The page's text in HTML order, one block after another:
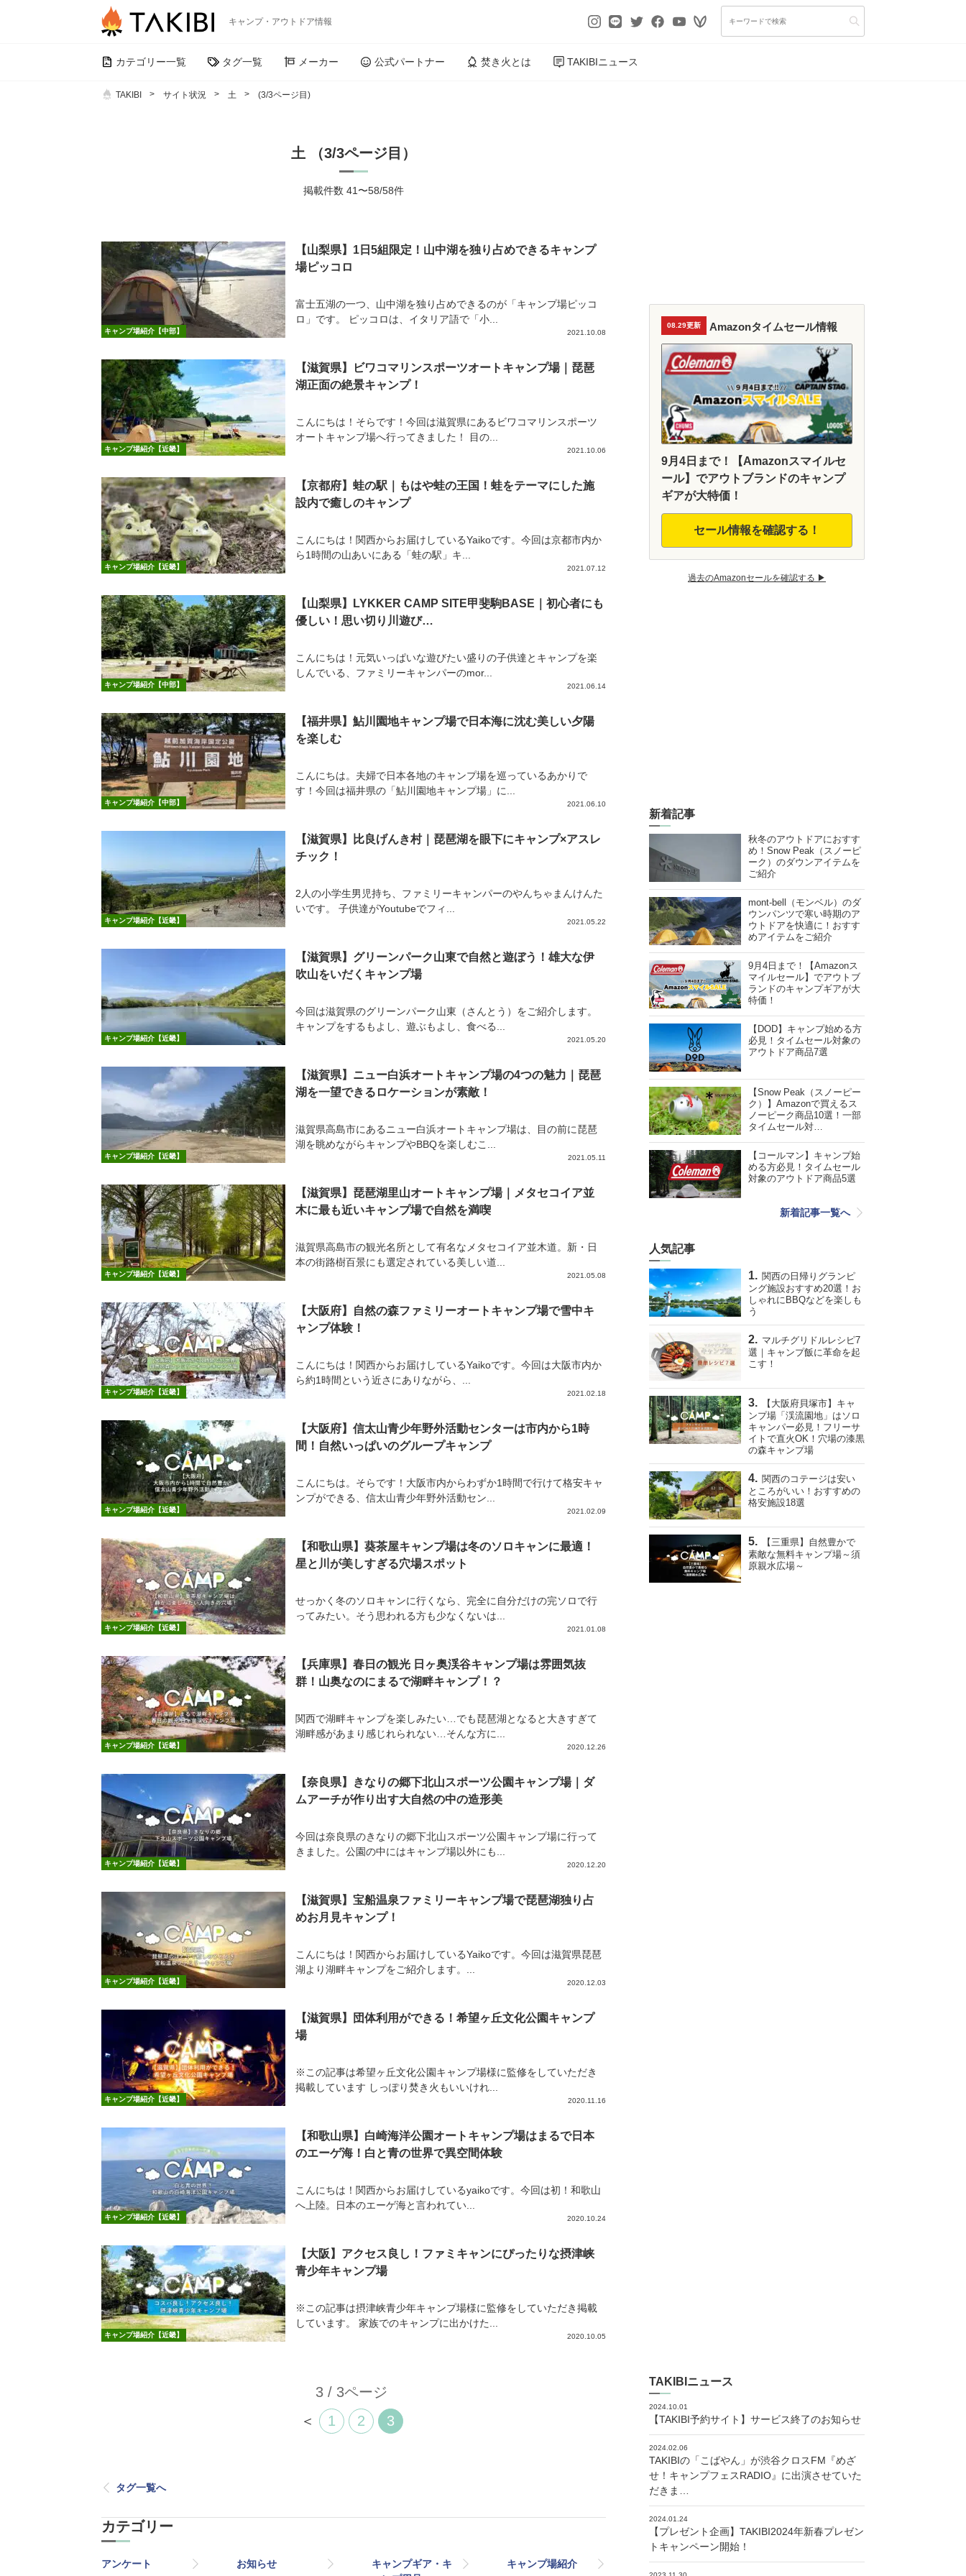
キャンプ・アウトドア情報
カテゴリー一覧 タグ一覧 メーカー 公式パートナー 焚き火とは TAKIBIニュース
TAKIBI サイト状況 土 (3/3ページ目)
土 （3/3ページ目）
掲載件数 41〜58/58件
キャンプ場紹介【中部】
【山梨県】1日5組限定！山中湖を独り占めできるキャンプ
場ピッコロ
富士五湖の一つ、山中湖を独り占めできるのが「キャンプ場ピッコ
ロ」です。 ピッコロは、イタリア語で「小...
2021.10.08
キャンプ場紹介【近畿】
【滋賀県】ビワコマリンスポーツオートキャンプ場｜琵琶
湖正面の絶景キャンプ！
こんにちは！そらです！今回は滋賀県にあるビワコマリンスポーツ
オートキャンプ場へ行ってきました！ 目の...
2021.10.06
キャンプ場紹介【近畿】
【京都府】蛙の駅｜もはや蛙の王国！蛙をテーマにした施
設内で癒しのキャンプ
こんにちは！関西からお届けしているYaikoです。今回は京都市内か
ら1時間の山あいにある「蛙の駅」キ...
2021.07.12
キャンプ場紹介【中部】
【山梨県】LYKKER CAMP SITE甲斐駒BASE｜初心者にも
優しい！思い切り川遊び…
こんにちは！元気いっぱいな遊びたい盛りの子供達とキャンプを楽
しんでいる、ファミリーキャンパーのmor...
2021.06.14
キャンプ場紹介【中部】
【福井県】鮎川園地キャンプ場で日本海に沈む美しい夕陽
を楽しむ
こんにちは。夫婦で日本各地のキャンプ場を巡っているあかりで
す！今回は福井県の「鮎川園地キャンプ場」に...
2021.06.10
キャンプ場紹介【近畿】
【滋賀県】比良げんき村｜琵琶湖を眼下にキャンプ×アスレ
チック！
2人の小学生男児持ち、ファミリーキャンパーのやんちゃまんけんた
いです。 子供達がYoutubeでフィ...
2021.05.22
キャンプ場紹介【近畿】
【滋賀県】グリーンパーク山東で自然と遊ぼう！雄大な伊
吹山をいだくキャンプ場
今回は滋賀県のグリーンパーク山東（さんとう）をご紹介します。
キャンプをするもよし、遊ぶもよし、食べる...
2021.05.20
キャンプ場紹介【近畿】
【滋賀県】ニュー白浜オートキャンプ場の4つの魅力｜琵琶
湖を一望できるロケーションが素敵！
滋賀県高島市にあるニュー白浜オートキャンプ場は、目の前に琵琶
湖を眺めながらキャンプやBBQを楽しむこ...
2021.05.11
キャンプ場紹介【近畿】
【滋賀県】琵琶湖里山オートキャンプ場｜メタセコイア並
木に最も近いキャンプ場で自然を満喫
滋賀県高島市の観光名所として有名なメタセコイア並木道。新・日
本の街路樹百景にも選定されている美しい道...
2021.05.08
キャンプ場紹介【近畿】
【大阪府】自然の森ファミリーオートキャンプ場で雪中キ
ャンプ体験！
こんにちは！関西からお届けしているYaikoです。今回は大阪市内か
ら約1時間という近さにありながら、...
2021.02.18
キャンプ場紹介【近畿】
【大阪府】信太山青少年野外活動センターは市内から1時
間！自然いっぱいのグループキャンプ
こんにちは。そらです！大阪市内からわずか1時間で行けて格安キャ
ンプができる、信太山青少年野外活動セン...
2021.02.09
キャンプ場紹介【近畿】
【和歌山県】葵茶屋キャンプ場は冬のソロキャンに最適！
星と川が美しすぎる穴場スポット
せっかく冬のソロキャンに行くなら、完全に自分だけの完ソロで行
ってみたい。そう思われる方も少なくないは...
2021.01.08
キャンプ場紹介【近畿】
【兵庫県】春日の観光 日ヶ奥渓谷キャンプ場は雰囲気抜
群！山奥なのにまるで湖畔キャンプ！？
関西で湖畔キャンプを楽しみたい…でも琵琶湖となると大きすぎて
湖畔感があまり感じれられない…そんな方に...
2020.12.26
キャンプ場紹介【近畿】
【奈良県】きなりの郷下北山スポーツ公園キャンプ場｜ダ
ムアーチが作り出す大自然の中の造形美
今回は奈良県のきなりの郷下北山スポーツ公園キャンプ場に行って
きました。公園の中にはキャンプ場以外にも...
2020.12.20
キャンプ場紹介【近畿】
【滋賀県】宝船温泉ファミリーキャンプ場で琵琶湖独り占
めお月見キャンプ！
こんにちは！関西からお届けしているYaikoです。今回は滋賀県琵琶
湖より湖畔キャンプをご紹介します。...
2020.12.03
キャンプ場紹介【近畿】
【滋賀県】団体利用ができる！希望ヶ丘文化公園キャンプ
場
※この記事は希望ヶ丘文化公園キャンプ場様に監修をしていただき
掲載しています しっぽり焚き火もいいけれ...
2020.11.16
キャンプ場紹介【近畿】
【和歌山県】白崎海洋公園オートキャンプ場はまるで日本
のエーゲ海！白と青の世界で異空間体験
こんにちは！関西からお届けしているyaikoです。今回は初！和歌山
へ上陸。日本のエーゲ海と言われてい...
2020.10.24
キャンプ場紹介【近畿】
【大阪】アクセス良し！ファミキャンにぴったりな摂津峡
青少年キャンプ場
※この記事は摂津峡青少年キャンプ場様に監修をしていただき掲載
しています。 家族でのキャンプに出かけた...
2020.10.05
3 / 3ページ
＜
1 2 3
タグ一覧へ
カテゴリー
アンケート お知らせ
キャンプギア・キ
キャンプ場紹介
08.29更新 Amazonタイムセール情報
9月4日まで！【Amazonスマイルセ
ール】でアウトブランドのキャンプ
ギアが大特価！
セール情報を確認する！
過去のAmazonセールを確認する ▶︎
新着記事
秋冬のアウトドアにおすす
め！Snow Peak（スノーピ
ーク）のダウンアイテムを
ご紹介
mont-bell（モンベル）のダ
ウンパンツで寒い時期のア
ウトドアを快適に！おすす
めアイテムをご紹介
9月4日まで！【Amazonス
マイルセール】でアウトブ
ランドのキャンプギアが大
特価！
【DOD】キャンプ始める方
必見！タイムセール対象の
アウトドア商品7選
【Snow Peak（スノーピー
ク）】Amazonで買えるス
ノーピーク商品10選！一部
タイムセール対…
【コールマン】キャンプ始
める方必見！タイムセール
対象のアウトドア商品5選
新着記事一覧へ
人気記事
関西の日帰りグランピ
ング施設おすすめ20選！お
しゃれにBBQなどを楽しも
う
マルチグリドルレシピ7
選｜キャンプ飯に革命を起
こす！
【大阪府貝塚市】キャ
ンプ場「渓流園地」はソロ
キャンパー必見！フリーサ
イトで直火OK！穴場の漆黒
の森キャンプ場
関西のコテージは安い
ところがいい！おすすめの
格安施設18選
【三重県】自然豊かで
素敵な無料キャンプ場～須
原親水広場～
TAKIBIニュース
2024.10.01
【TAKIBI予約サイト】サービス終了のお知らせ
2024.02.06
TAKIBIの「こばやん」が渋谷クロスFM『めざ
せ！キャンプフェスRADIO』に出演させていた
だきま…
2024.01.24
【プレゼント企画】TAKIBI2024年新春プレゼン
トキャンペーン開始！